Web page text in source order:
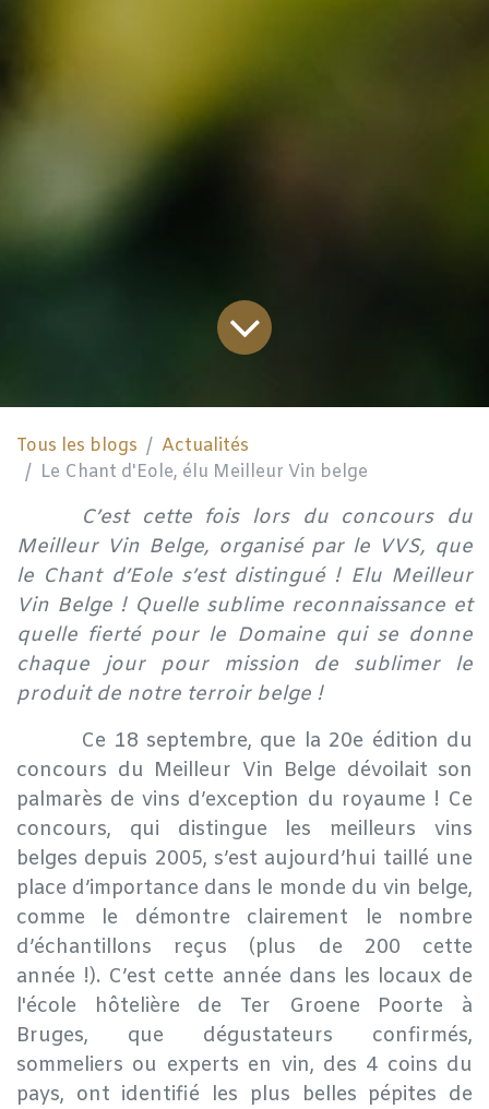
Tous les blogs
Actualités
Le Chant d'Eole, élu Meilleur Vin belge
​C’est cette fois lors du concours du
Meilleur Vin Belge, organisé par le VVS, que
le Chant d’Eole s’est distingué ! Elu Meilleur
Vin Belge ! Quelle sublime reconnaissance et
quelle fierté pour le Domaine qui se donne
chaque jour pour mission de sublimer le
produit de notre terroir belge !
​Ce 18 septembre, que la 20e édition du
concours du Meilleur Vin Belge dévoilait son
palmarès de vins d’exception du royaume ! Ce
concours, qui distingue les meilleurs vins
belges depuis 2005, s’est aujourd’hui taillé une
place d’importance dans le monde du vin belge,
comme le démontre clairement le nombre
d’échantillons reçus (plus de 200 cette
année !). C’est cette année dans les locaux de
l'école hôtelière de Ter Groene Poorte à
Bruges, que dégustateurs confirmés,
sommeliers ou experts en vin, des 4 coins du
pays, ont identifié les plus belles pépites de